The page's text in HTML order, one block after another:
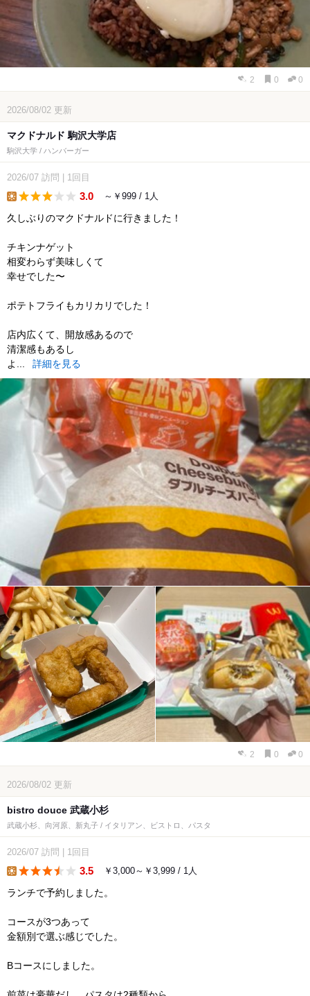
2 0 0
2026/08/02 更新
マクドナルド 駒沢大学店
駒沢大学 / ハンバーガー
2026/07 訪問 1回目
3.0 ～￥999 / 1人
久しぶりのマクドナルドに行きました！
チキンナゲット
相変わらず美味しくて
幸せでした〜
ポテトフライもカリカリでした！
店内広くて、開放感あるので
清潔感もあるし
よ...
詳細を見る
2 0 0
2026/08/02 更新
bistro douce 武蔵小杉
武蔵小杉、向河原、新丸子 / イタリアン、ビストロ、パスタ
2026/07 訪問 | 1回目
3.5 ￥3,000～￥3,999 / 1人
ランチで予約しました。
コースが3つあって
金額別で選ぶ感じでした。
Bコースにしました。